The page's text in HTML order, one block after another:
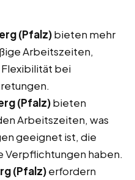
(Pfalz)bieten mehr
Arbeitszeiten,
bei
(Pfalz)bieten
Arbeitszeiten, was
geeignet ist, die
Verpflichtungen haben.
(Pfalz)erfordern